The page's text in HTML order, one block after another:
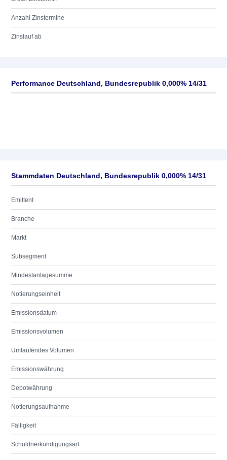
Anzahl Zinstermine
Zinslauf ab
Performance Deutschland, Bundesrepublik 0,000% 14/31
Stammdaten Deutschland, Bundesrepublik 0,000% 14/31
Emittent
Branche
Markt
Subsegment
Mindestanlagesumme
Notierungseinheit
Emissionsdatum
Emissionsvolumen
Umlaufendes Volumen
Emissionswährung
Depotwährung
Notierungsaufnahme
Fälligkeit
Schuldnerkündigungsart